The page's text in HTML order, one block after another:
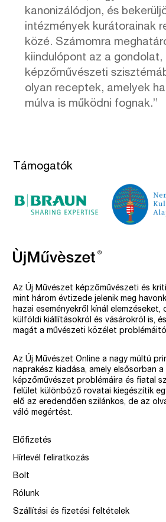
kanonizálódjon, és
intézmények kurátorainak
közé. Számomra
kiindulópont az a gondolat,
képzőművészeti
olyan receptek, amelyek
múlva is működni fognak.”
Támogatók
Az Új Művészet képzőművészeti és
mint három évtizede jelenik meg
hazai eseményekről kínál
külföldi kiállításokról és vásárokról is,
magát a művészeti közélet
Az Új Művészet Online a nagy múltú
naprakész kiadása, amely elsősorban
képzőművészet problémáira és fiatal
felület különböző rovatai kiegészítik
elő az eredendően szilánkos, de az
váló megértést.
Előfizetés
Hírlevél feliratkozás
Bolt
Rólunk
Szállítási és fizetési feltételek